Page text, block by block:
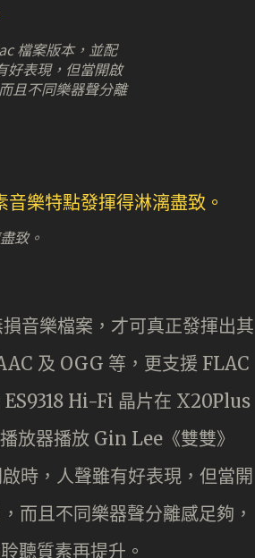
檔案版本，並配
好表現，但當開啟
且不同樂器聲分離
致。
音樂檔案，才可真正發揮出其
及 OGG 等，更支援 FLAC
ES9318 Hi-Fi 晶片在 X20Plus
放器播放 Gin Lee《雙雙》
時，人聲雖有好表現，但當開
而且不同樂器聲分離感足夠，
聽質素再提升。